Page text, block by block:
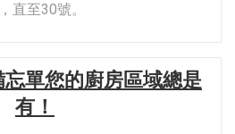
直至30號。
單您的廚房區域總是
有！